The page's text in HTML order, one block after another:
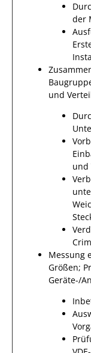
der
und
und
Messung
Größen;
Geräte-/